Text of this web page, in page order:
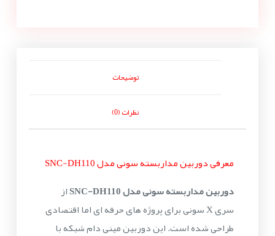
توضیحات
نظرات (0)
معرفی دوربین مداربسته سونی مدل SNC-DH110
دوربین مداربسته سونی مدل SNC-DH110
از
سری X سونی برای پروژه های حرفه ای اما اقتصادی
طراحی شده است. این دوربین مینی دام شبکه با